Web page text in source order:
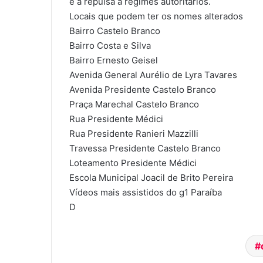
Locais que podem ter os nomes alterados
Bairro Castelo Branco
Bairro Costa e Silva
Bairro Ernesto Geisel
Avenida General Aurélio de Lyra Tavares
Avenida Presidente Castelo Branco
Praça Marechal Castelo Branco
Rua Presidente Médici
Rua Presidente Ranieri Mazzilli
Travessa Presidente Castelo Branco
Loteamento Presidente Médici
Escola Municipal Joacil de Brito Pereira
Vídeos mais assistidos do g1 Paraíba
D